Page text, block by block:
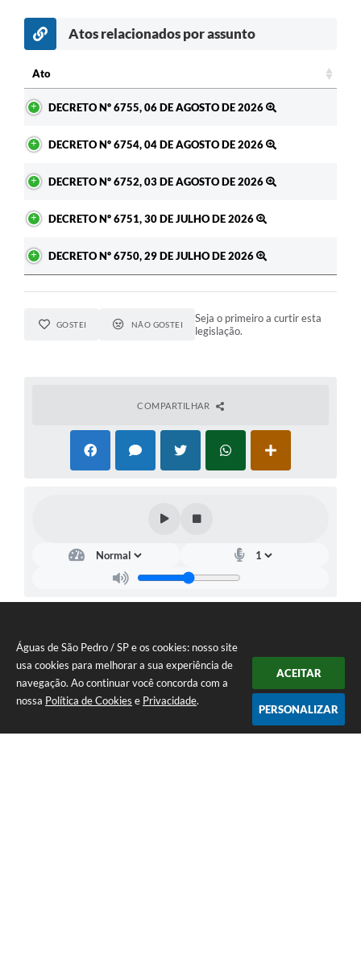
Águas de São Pedro / SP e os cookies: nosso site
usa cookies para melhorar a sua experiência de
navegação. Ao continuar você concorda com a
nossa Política de Cookies e Privacidade.
ACEITAR
PERSONALIZAR
Atos relacionados por assunto
Ato
DECRETO Nº 6755, 06 DE AGOSTO DE 2026
DECRETO Nº 6754, 04 DE AGOSTO DE 2026
DECRETO Nº 6752, 03 DE AGOSTO DE 2026
DECRETO Nº 6751, 30 DE JULHO DE 2026
DECRETO Nº 6750, 29 DE JULHO DE 2026
GOSTEI NÃO GOSTEI
Seja o primeiro a curtir esta
legislação.
COMPARTILHAR